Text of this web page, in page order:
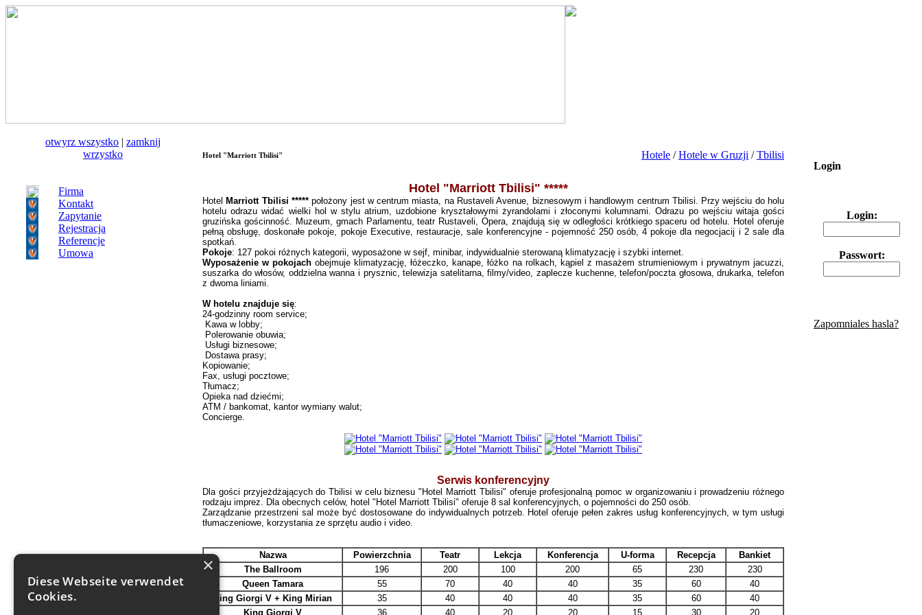
otwуrz wszystko | zamknij
wrzystko
Firma
Kontakt
Zapytanie
Rejestracja
Referencje
Umowa
Hotel "Marriott Tbilisi" Hotele /Hotele w Gruzji /Tbilisi
Hotel "Marriott Tbilisi" *****
Hotel Marriott Tbilisi *****położony jest w centrum miasta, na Rustaveli Avenue, biznesowym i handlowym centrum Tbilisi. Przy wejściu do holu
hotelu odrazu widać wielki hol w stylu atrium, uzdobione kryształowymi żyrandolami i złoconymi kolumnami. Odrazu po wejściu witaja gości
gruzińska gościnność. Muzeum, gmach Parlamentu, teatr Rustaveli, Opera, znajdują się w odległości krótkiego spaceru od hotelu. Hotel oferuje
pełną obsługę, doskonałe pokoje, pokoje Executive, restauracje, sale konferencyjne - pojemność 250 osób, 4 pokoje dla negocjacij i 2 sale dla
spotkań.
Pokoje: 127 pokoi różnych kategorii, wyposażone w sejf, minibar, indywidualnie sterowaną klimatyzację i szybki internet.
Wyposażenie w pokojach obejmuje klimatyzację, łóżeczko, kanape, łóżko na rolkach, kąpiel z masażem strumieniowym i prywatnym jacuzzi,
suszarka do włosów, oddzielna wanna i prysznic, telewizja satelitarna, filmy/video, zaplecze kuchenne, telefon/poczta głosowa, drukarka, telefon
z dwoma liniami.
W hotelu znajduje się:
24-godzinny room service;
Kawa w lobby;
Polerowanie obuwia;
Usługi biznesowe;
Dostawa prasy;
Kopiowanie;
Fax, usługi pocztowe;
Tłumacz;
Opieka nad dziećmi;
ATM / bankomat, kantor wymiany walut;
Concierge.
Serwis konferencyjny
Dla gości przyjeżdżających do Tbilisi w celu biznesu "Hotel Marriott Tbilisi" oferuje profesjonalną pomoc w organizowaniu i prowadzeniu różnego
rodzaju imprez. Dla obecnych celów, hotel "Hotel Marriott Tbilisi" oferuje 8 sal konferencyjnych, o pojemności do 250 osób.
Zarządzanie przestrzeni sal może być dostosowane do indywidualnych potrzeb. Hotel oferuje pełen zakres usług konferencyjnych, w tym usługi
tłumaczeniowe, korzystania ze sprzętu audio i video.
Nazwa Powierzchnia Teatr Lekcja Konferencja U-forma Recepcja
Bankiet
The Ballroom
196 200 100 200 65 230
230
Queen Tamara
55 70 40 40 35 60
40
King Giorgi V + King Mirian 35 40 40 40 35 60
40
King Giorgi V
36 40 20 20 15 30 20
Login
Login:
Passwort:
Zapomniales hasla?
×
Diese Webseite verwendet
Cookies.